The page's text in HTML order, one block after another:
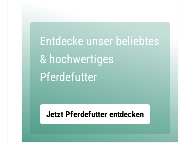
Entdecke unser beliebtes
& hochwertiges
Pferdefutter
Jetzt Pferdefutter entdecken